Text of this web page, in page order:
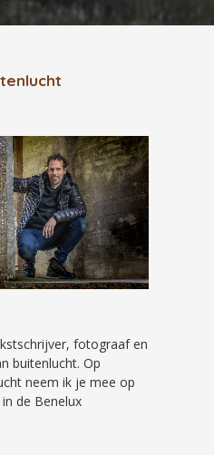
fotograaf en
buitenlucht. Op
neem ik je mee op
de Benelux